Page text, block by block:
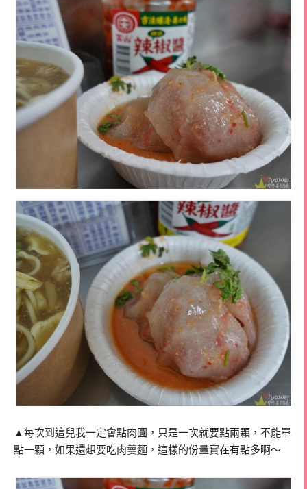
▲每次到這兒我一定會點肉圓，只是一次就要點兩顆，不能單
點一顆，如果還想要吃肉羹麵，這樣的份量實在有點多啊～